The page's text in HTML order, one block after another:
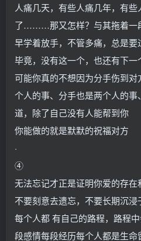
人痛几天，有些人痛几年，有
了………那又怎样？与其拖着一
早学着放手，不管多痛，总是要
毕竟，没有这一个，也还有下一
可能你真的不想因为分手伤到
个人的事、分手也是两个人的
道，除了自己没有人能帮到你
你能做的就是默默的祝福对方
·
④
无法忘记才正是证明你爱的存在
不要刻意去遗忘，不要长期沉浸
每个人都 有自己的路程，路程
段感情每段经历每个人都是生